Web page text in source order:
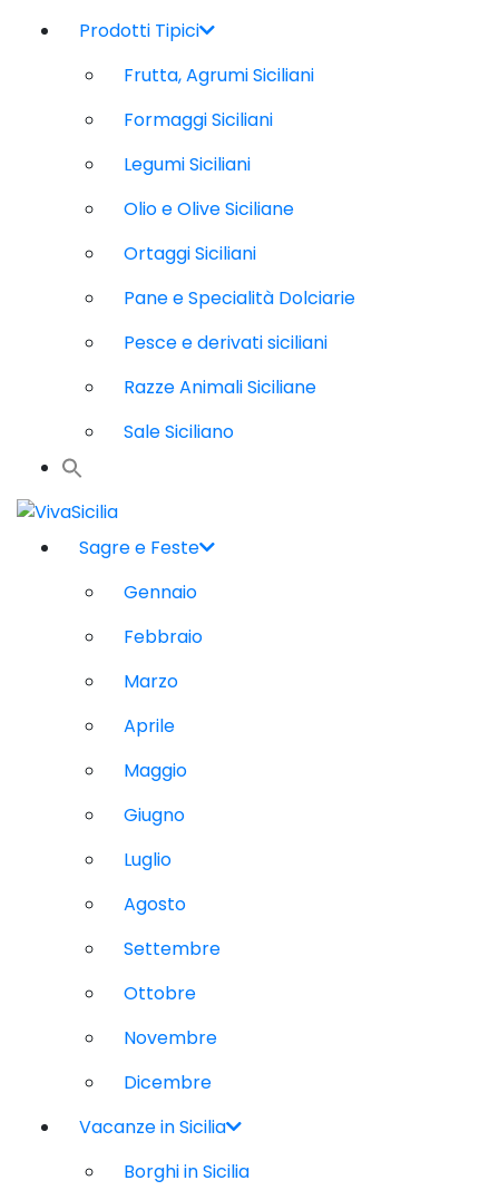
Prodotti Tipici
Frutta, Agrumi Siciliani
Formaggi Siciliani
Legumi Siciliani
Olio e Olive Siciliane
Ortaggi Siciliani
Pane e Specialità Dolciarie
Pesce e derivati siciliani
Razze Animali Siciliane
Sale Siciliano
Sagre e Feste
Gennaio
Febbraio
Marzo
Aprile
Maggio
Giugno
Luglio
Agosto
Settembre
Ottobre
Novembre
Dicembre
Vacanze in Sicilia
Borghi in Sicilia